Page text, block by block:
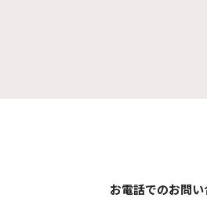
お電話でのお問